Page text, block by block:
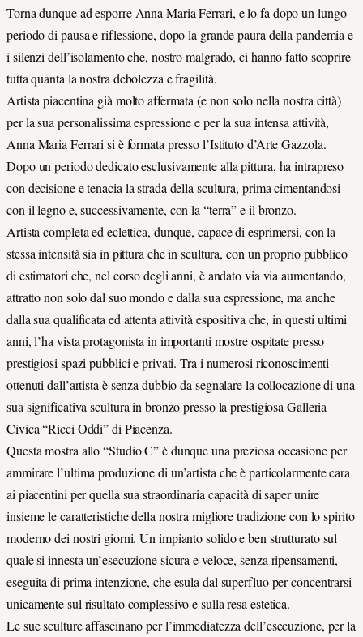
Torna dunque ad esporre Anna Maria Ferrari, e lo fa dopo un lungo
periodo di pausa e riflessione, dopo la grande paura della pandemia e
i silenzi dell’isolamento che, nostro malgrado, ci hanno fatto scoprire
tutta quanta la nostra debolezza e fragilità.
Artista piacentina già molto affermata (e non solo nella nostra città)
per la sua personalissima espressione e per la sua intensa attività,
Anna Maria Ferrari si è formata presso l’Istituto d’Arte Gazzola.
Dopo un periodo dedicato esclusivamente alla pittura, ha intrapreso
con decisione e tenacia la strada della scultura, prima cimentandosi
con il legno e, successivamente, con la “terra” e il bronzo.
Artista completa ed eclettica, dunque, capace di esprimersi, con la
stessa intensità sia in pittura che in scultura, con un proprio pubblico
di estimatori che, nel corso degli anni, è andato via via aumentando,
attratto non solo dal suo mondo e dalla sua espressione, ma anche
dalla sua qualificata ed attenta attività espositiva che, in questi ultimi
anni, l’ha vista protagonista in importanti mostre ospitate presso
prestigiosi spazi pubblici e privati. Tra i numerosi riconoscimenti
ottenuti dall’artista è senza dubbio da segnalare la collocazione di una
sua significativa scultura in bronzo presso la prestigiosa Galleria
Civica “Ricci Oddi” di Piacenza.
Questa mostra allo “Studio C” è dunque una preziosa occasione per
ammirare l’ultima produzione di un’artista che è particolarmente cara
ai piacentini per quella sua straordinaria capacità di saper unire
insieme le caratteristiche della nostra migliore tradizione con lo spirito
moderno dei nostri giorni. Un impianto solido e ben strutturato sul
quale si innesta un’esecuzione sicura e veloce, senza ripensamenti,
eseguita di prima intenzione, che esula dal superfluo per concentrarsi
unicamente sul risultato complessivo e sulla resa estetica.
Le sue sculture affascinano per l’immediatezza dell’esecuzione, per la